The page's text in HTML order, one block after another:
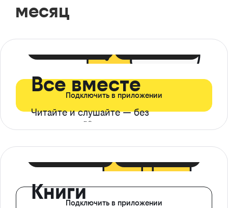
месяц
Все вместе
Читайте и слушайте — без
ограничений*
Подключить в приложении
КнигиПодключить в приложении